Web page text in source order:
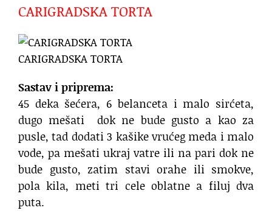
CARIGRADSKA TORTA
CARIGRADSKA TORTA
Sastav i priprema:
45 deka šećera, 6 belanceta i malo sirćeta,
dugo mešati dok ne bude gusto a kao za
pusle, tad dodati 3 kašike vrućeg meda i malo
vode, pa mešati ukraj vatre ili na pari dok ne
bude gusto, zatim stavi orahe ili smokve,
pola kila, meti tri cele oblatne a filuj dva
puta.